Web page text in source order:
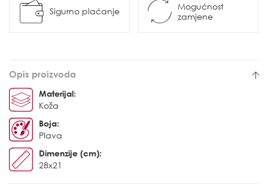
Sigurno plaćanje
Mogućnost
zamjene
Opis proizvoda
Materijal:
Koža
Boja:
Plava
Dimenzije (cm):
28x21